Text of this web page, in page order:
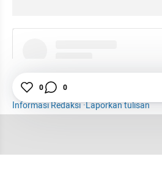
Timah Purbaya
Informasi Redaksi·Laporkan tulisan
0 0